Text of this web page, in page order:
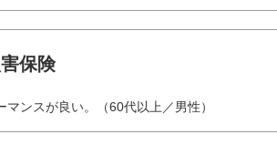
保険
マンスが良い。（60代以上／男性）